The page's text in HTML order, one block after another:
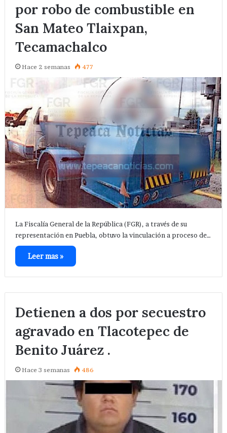
por robo de combustible en
San Mateo Tlaixpan,
Tecamachalco
Hace 2 semanas 477
La Fiscalía General de la República (FGR), a través de su
representación en Puebla, obtuvo la vinculación a proceso de…
Leer mas »
Detienen a dos por secuestro
agravado en Tlacotepec de
Benito Juárez .
Hace 3 semanas 486